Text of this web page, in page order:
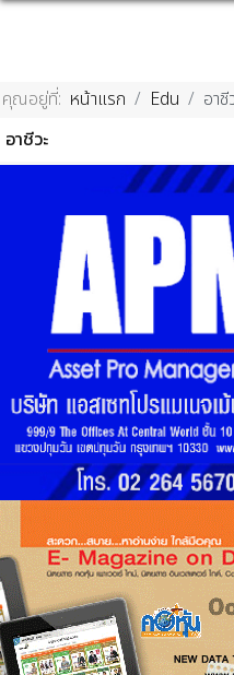
คุณอยู่ที่: หน้าแรก Edu
อาชี
อาชีวะ